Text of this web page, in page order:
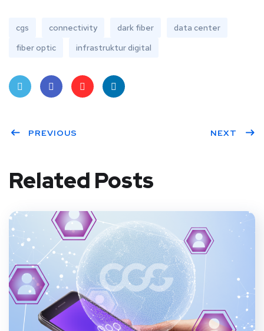
cgs connectivity dark fiber
data center
fiber optic
infrastruktur digital
ter
book
eres
PREVIOUS NEXT
Related Posts